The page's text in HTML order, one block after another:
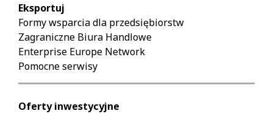
Eksportuj
Formy wsparcia dla przedsiębiorstw
Zagraniczne Biura Handlowe
Enterprise Europe Network
Pomocne serwisy
Oferty inwestycyjne